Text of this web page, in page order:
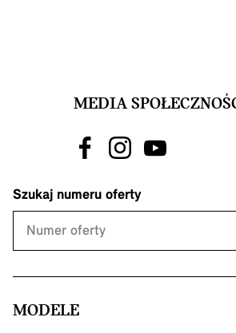
MEDIA
Szukaj numeru oferty
MODELE